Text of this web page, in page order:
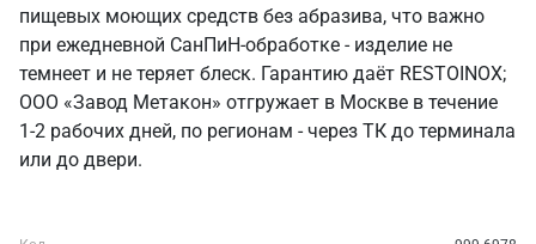
пищевых моющих средств без абразива, что важно
при ежедневной СанПиН-обработке - изделие не
темнеет и не теряет блеск. Гарантию даёт RESTOINOX;
ООО «Завод Метакон» отгружает в Москве в течение
1-2 рабочих дней, по регионам - через ТК до терминала
или до двери.